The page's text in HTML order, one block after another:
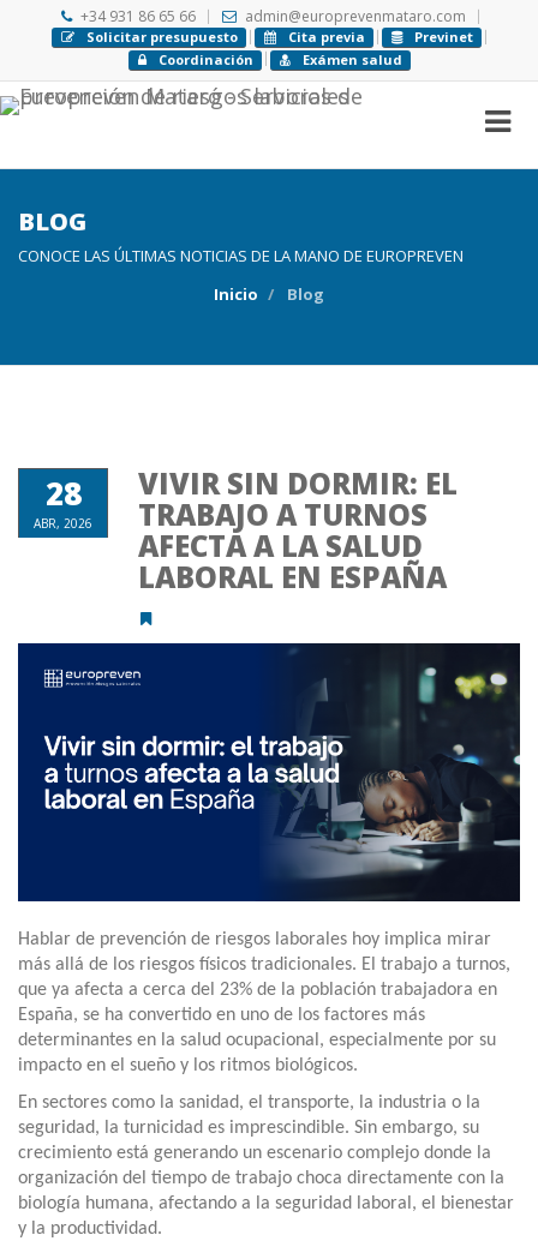
+34 931 86 65 66 admin@europrevenmataro.com
Solicitar presupuesto Cita previa
Previnet
Coordinación
Exámen salud
BLOG
CONOCE LAS ÚLTIMAS NOTICIAS DE LA MANO DE EUROPREVEN
Inicio
Blog
28
ABR, 2026
VIVIR SIN DORMIR: EL
TRABAJO A TURNOS
AFECTA A LA SALUD
LABORAL EN ESPAÑA
Hablar de prevención de riesgos laborales hoy implica mirar
más allá de los riesgos físicos tradicionales. El trabajo a turnos,
que ya afecta a cerca del 23% de la población trabajadora en
España, se ha convertido en uno de los factores más
determinantes en la salud ocupacional, especialmente por su
impacto en el sueño y los ritmos biológicos.
En sectores como la sanidad, el transporte, la industria o la
seguridad, la turnicidad es imprescindible. Sin embargo, su
crecimiento está generando un escenario complejo donde la
organización del tiempo de trabajo choca directamente con la
biología humana, afectando a la seguridad laboral, el bienestar
y la productividad.